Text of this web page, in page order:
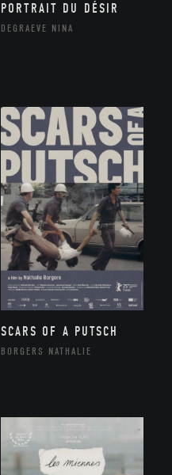
PORTRAIT DU DÉSIR
DEGRAEVE NINA
SCARS OF A PUTSCH
BORGERS NATHALIE